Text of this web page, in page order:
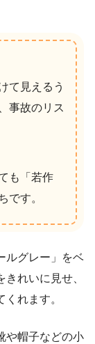
て見えるう
事故のリス
も「若作
です。
ルグレー」をベ
れいに見せ、
れます。
や帽子などの小